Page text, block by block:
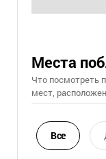
Места
Что посмотреть
мест,
Все